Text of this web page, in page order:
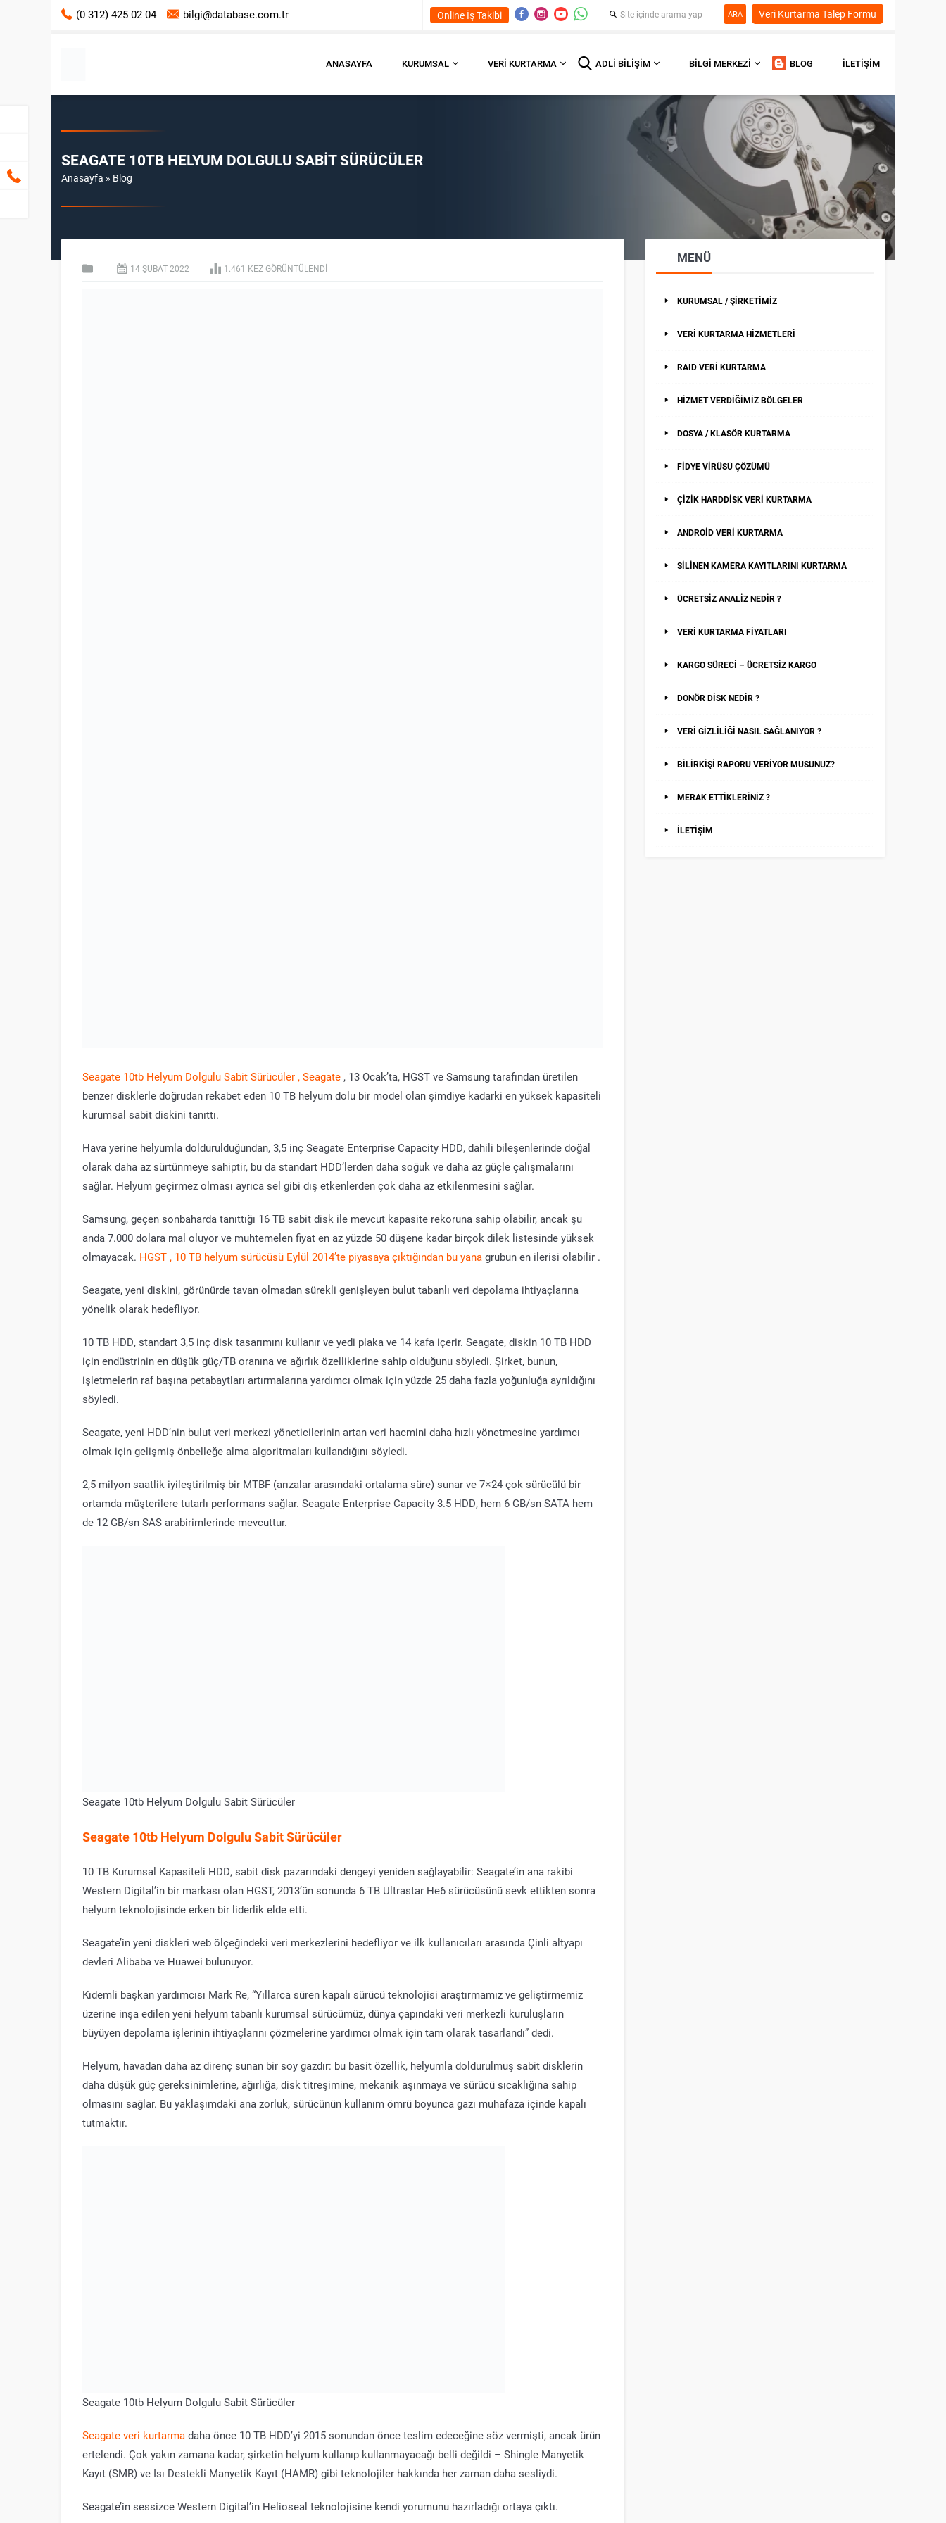
(0 312) 425 02 04 bilgi@database.com.tr Online İş Takibi Veri Kurtarma Talep Formu
ARA
ANASAYFA KURUMSAL VERI KURTARMA ADLI BILIŞIM BILGI MERKEZI BLOG İLETIŞIM
SEAGATE 10TB HELYUM DOLGULU SABIT SÜRÜCÜLER
Anasayfa » Blog
14 ŞUBAT2022 1.461 KEZ GÖRÜNTÜLENDI
Seagate 10tb Helyum Dolgulu Sabit Sürücüler , Seagate , 13 Ocak’ta, HGST ve Samsung tarafından üretilen
benzer disklerle doğrudan rekabet eden 10 TB helyum dolu bir model olan şimdiye kadarki en yüksek kapasiteli
kurumsal sabit diskini tanıttı.
Hava yerine helyumla doldurulduğundan, 3,5 inç Seagate Enterprise Capacity HDD, dahili bileşenlerinde doğal
olarak daha az sürtünmeye sahiptir, bu da standart HDD’lerden daha soğuk ve daha az güçle çalışmalarını
sağlar. Helyum geçirmez olması ayrıca sel gibi dış etkenlerden çok daha az etkilenmesini sağlar.
Samsung, geçen sonbaharda tanıttığı 16 TB sabit disk ile mevcut kapasite rekoruna sahip olabilir, ancak şu
anda 7.000 dolara mal oluyor ve muhtemelen fiyat en az yüzde 50 düşene kadar birçok dilek listesinde yüksek
olmayacak. HGST , 10 TB helyum sürücüsü Eylül 2014’te piyasaya çıktığından bu yana grubun en ilerisi olabilir .
Seagate, yeni diskini, görünürde tavan olmadan sürekli genişleyen bulut tabanlı veri depolama ihtiyaçlarına
yönelik olarak hedefliyor.
10 TB HDD, standart 3,5 inç disk tasarımını kullanır ve yedi plaka ve 14 kafa içerir. Seagate, diskin 10 TB HDD
için endüstrinin en düşük güç/TB oranına ve ağırlık özelliklerine sahip olduğunu söyledi. Şirket, bunun,
işletmelerin raf başına petabaytları artırmalarına yardımcı olmak için yüzde 25 daha fazla yoğunluğa ayrıldığını
söyledi.
Seagate, yeni HDD’nin bulut veri merkezi yöneticilerinin artan veri hacmini daha hızlı yönetmesine yardımcı
olmak için gelişmiş önbelleğe alma algoritmaları kullandığını söyledi.
2,5 milyon saatlik iyileştirilmiş bir MTBF (arızalar arasındaki ortalama süre) sunar ve 7×24 çok sürücülü bir
ortamda müşterilere tutarlı performans sağlar. Seagate Enterprise Capacity 3.5 HDD, hem 6 GB/sn SATA hem
de 12 GB/sn SAS arabirimlerinde mevcuttur.
Seagate 10tb Helyum Dolgulu Sabit Sürücüler
Seagate 10tb Helyum Dolgulu Sabit Sürücüler
10 TB Kurumsal Kapasiteli HDD, sabit disk pazarındaki dengeyi yeniden sağlayabilir: Seagate’in ana rakibi
Western Digital’in bir markası olan HGST, 2013’ün sonunda 6 TB Ultrastar He6 sürücüsünü sevk ettikten sonra
helyum teknolojisinde erken bir liderlik elde etti.
Seagate’in yeni diskleri web ölçeğindeki veri merkezlerini hedefliyor ve ilk kullanıcıları arasında Çinli altyapı
devleri Alibaba ve Huawei bulunuyor.
Kıdemli başkan yardımcısı Mark Re, “Yıllarca süren kapalı sürücü teknolojisi araştırmamız ve geliştirmemiz
üzerine inşa edilen yeni helyum tabanlı kurumsal sürücümüz, dünya çapındaki veri merkezli kuruluşların
büyüyen depolama işlerinin ihtiyaçlarını çözmelerine yardımcı olmak için tam olarak tasarlandı” dedi.
Helyum, havadan daha az direnç sunan bir soy gazdır: bu basit özellik, helyumla doldurulmuş sabit disklerin
daha düşük güç gereksinimlerine, ağırlığa, disk titreşimine, mekanik aşınmaya ve sürücü sıcaklığına sahip
olmasını sağlar. Bu yaklaşımdaki ana zorluk, sürücünün kullanım ömrü boyunca gazı muhafaza içinde kapalı
tutmaktır.
Seagate 10tb Helyum Dolgulu Sabit Sürücüler
Seagate veri kurtarma daha önce 10 TB HDD’yi 2015 sonundan önce teslim edeceğine söz vermişti, ancak ürün
ertelendi. Çok yakın zamana kadar, şirketin helyum kullanıp kullanmayacağı belli değildi – Shingle Manyetik
Kayıt (SMR) ve Isı Destekli Manyetik Kayıt (HAMR) gibi teknolojiler hakkında her zaman daha sesliydi.
Seagate’in sessizce Western Digital’in Helioseal teknolojisine kendi yorumunu hazırladığı ortaya çıktı.
MENÜ
KURUMSAL / ŞİRKETİMİZ
VERİ KURTARMA HİZMETLERİ
RAID VERİ KURTARMA
HİZMET VERDİĞİMİZ BÖLGELER
DOSYA / KLASÖR KURTARMA
FİDYE VİRÜSÜ ÇÖZÜMÜ
ÇİZİK HARDDİSK VERİ KURTARMA
ANDROİD VERİ KURTARMA
SİLİNEN KAMERA KAYITLARINI KURTARMA
ÜCRETSİZ ANALİZ NEDİR ?
VERİ KURTARMA FİYATLARI
KARGO SÜRECİ – ÜCRETSİZ KARGO
DONÖR DİSK NEDİR ?
VERİ GİZLİLİĞİ NASIL SAĞLANIYOR ?
BİLİRKİŞİ RAPORU VERİYOR MUSUNUZ?
MERAK ETTİKLERİNİZ ?
İLETİŞİM